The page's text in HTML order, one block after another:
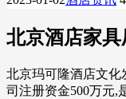
北京酒店家具
北京玛可隆酒店文化
司注册资金500万元,